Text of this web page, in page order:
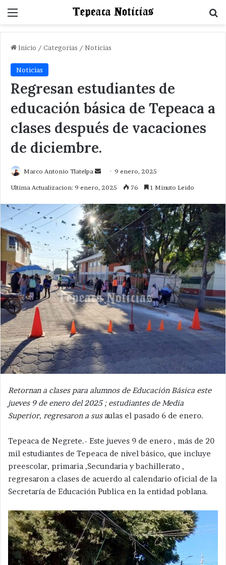
Menu
Inicio / Categorias / Noticias
Noticias
Regresan estudiantes de
educación básica de Tepeaca a
clases después de vacaciones
de diciembre.
Marco Antonio Tlatelpa
Send9 enero, 2025
Ultima Actualizacion: 9 enero, 2025 76 1 Minuto Leido
Retornan a clases para alumnos de Educación Básica este
jueves 9 de enero del 2025 ; estudiantes de Media
Superior, regresaron a sus aulas el pasado 6 de enero.
Tepeaca de Negrete.- Este jueves 9 de enero , más de 20
mil estudiantes de Tepeaca de nivel básico, que incluye
preescolar, primaria ,Secundaria y bachillerato ,
regresaron a clases de acuerdo al calendario oficial de la
Secretaría de Educación Publica en la entidad poblana.